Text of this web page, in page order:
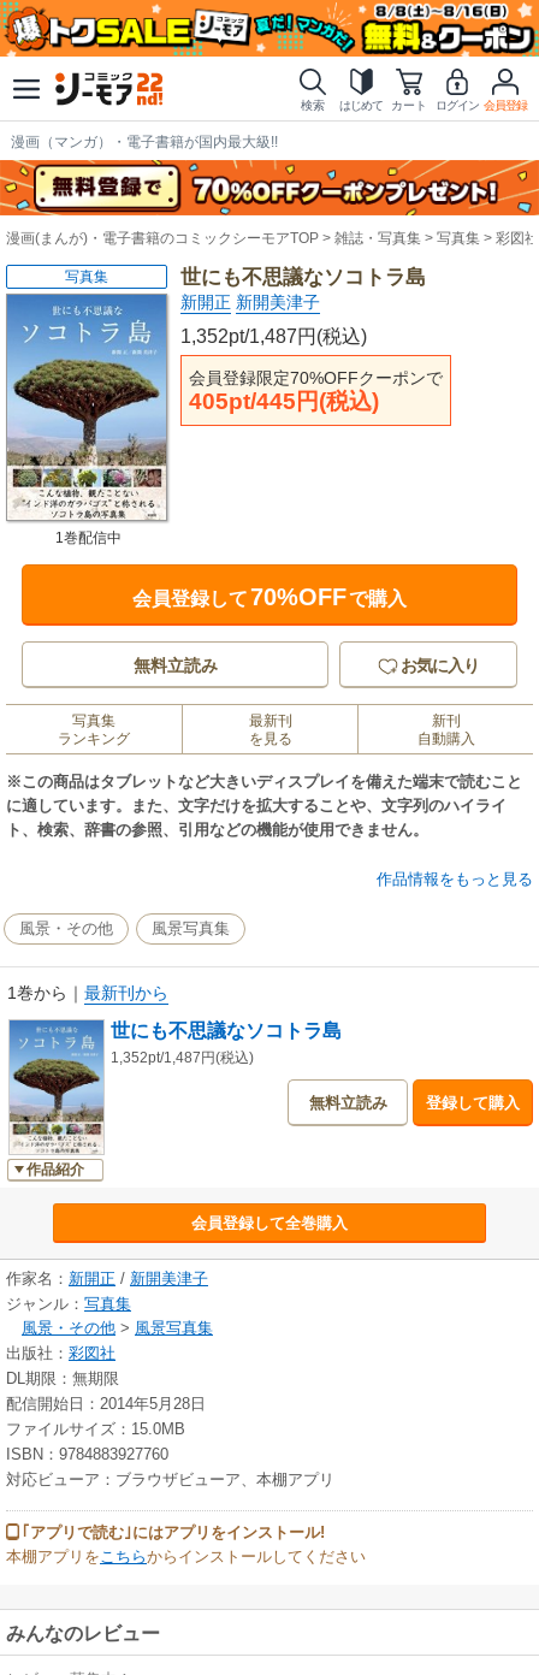
検索 はじめて カート ログイン 会員登録
漫画（マンガ）・電子書籍が国内最大級!!
漫画(まんが)・電子書籍のコミックシーモアTOP 雑誌・写真集 写真集 彩図社
世にも不思議なソコトラ島
新開正 新開美津子
1,352pt/1,487円(税込)
会員登録限定70%OFFクーポンで
405pt/445円(税込)
写真集
1巻配信中
会員登録して70%OFFで購入
無料立読み お気に入り
写真集
ランキング
最新刊
を見る
新刊
自動購入
※この商品はタブレットなど大きいディスプレイを備えた端末で読むこと
に適しています。また、文字だけを拡大することや、文字列のハイライ
ト、検索、辞書の参照、引用などの機能が使用できません。
アラビア半島の南端に位置するイエメン。その南東の海上に世界遺産、ソ
５０００万年以上前にゴンドワナ大陸から分離したとされるこの島では、
過酷な環境の中、動植物が独自の進化を遂げ、特異な生態系と奇観を作り
巨大な笠を広げた竜血樹、異形の幹を持つボトルツリーなど、絶滅危惧種
や固有種の貴重な写真を多数掲載。ソコトラ島の奇想天外な植物、生物、
風景に迫る写真集です。
作品情報をもっと見る
風景・その他 風景写真集
1巻から ｜ 最新刊から
作品紹介
世にも不思議なソコトラ島
1,352pt/1,487円(税込)
無料立読み 登録して購入
会員登録して全巻購入
作家名： 新開正 / 新開美津子
ジャンル： 写真集
風景・その他 > 風景写真集
出版社： 彩図社
DL期限：無期限
配信開始日：2014年5月28日
ファイルサイズ：15.0MB
ISBN：9784883927760
対応ビューア：ブラウザビューア、本棚アプリ
｢アプリで読む｣にはアプリをインストール!
本棚アプリをこちらからインストールしてください
みんなのレビュー